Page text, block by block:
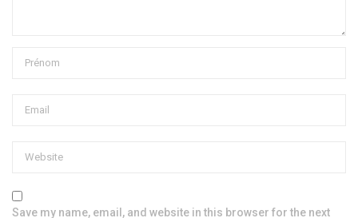
Save my name, email, and website in this browser for the next